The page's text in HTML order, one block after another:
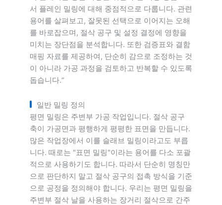
서 플레인 밀링에 대해 중점적으로 다룹니다. 관련
용어를 살펴보고, 잘못된 선택으로 이어지는 오해
를 바로잡으며, 절삭 공구 및 설정 결정에 영향을
미치는 장단점을 분석합니다. 또한 검증표와 결함
매핑 자료를 제공하여, 단순히 감으로 조정하는 것
이 아니라 가공 과정을 검토하고 반복할 수 있도록
돕습니다.“
일반 밀링 정의
평면 밀링은 주변부 가공 작업입니다. 절삭 공구
축이 가공면과 평행하게 평평한 표면을 만듭니다.
많은 작업장에서 이를 슬래브 밀링이라고도 부릅
니다. 때로는 "표면 밀링"이라는 용어를 다소 포괄
적으로 사용하기도 합니다. 따라서 단순히 명칭만
으로 판단하지 말고 절삭 공구의 접촉 방식을 기준
으로 공정을 정의해야 합니다. 우리는 평면 밀링을
주변부 절삭 날을 사용하는 장거리 절삭으로 간주